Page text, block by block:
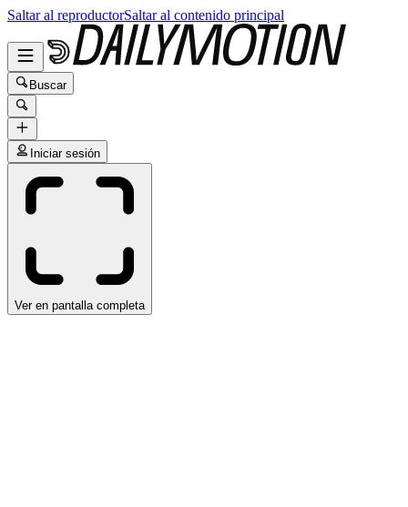
Saltar al reproductorSaltar al contenido principal
Buscar
Iniciar sesión
Ver en pantalla completa